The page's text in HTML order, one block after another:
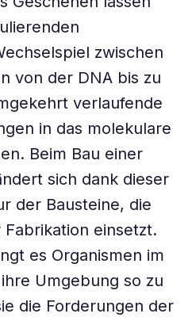
zwischen
von der DNA bis zu
verlaufende
in das molekulare
Beim Bau einer
sich dank dieser
der Bausteine, die
einsetzt.
es Organismen im
Umgebung so zu
die Forderungen der